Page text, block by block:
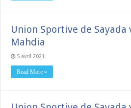
Union Sportive de Sayada
Mahdia
5 avril 2021
Read More »